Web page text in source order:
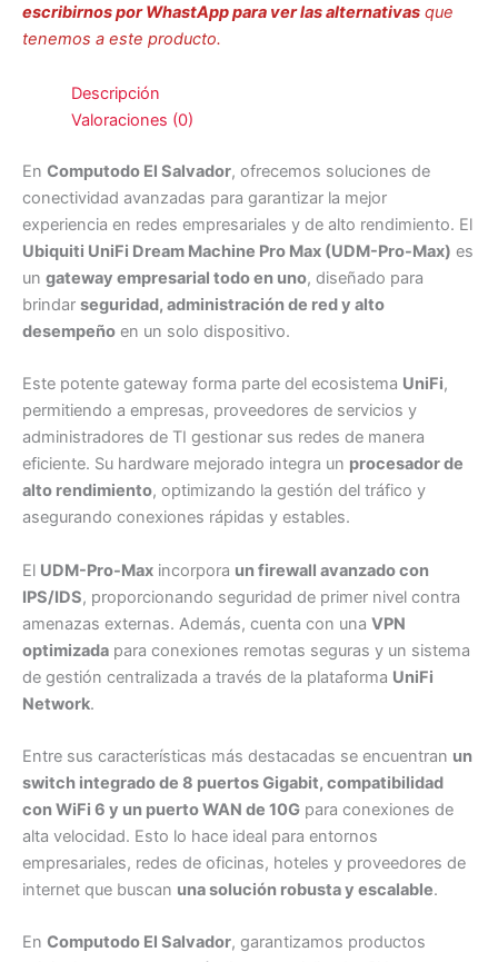
escribirnos por WhastApp para ver las alternativas que
tenemos a este producto.
Descripción
Valoraciones (0)
En Computodo El Salvador, ofrecemos soluciones de
conectividad avanzadas para garantizar la mejor
experiencia en redes empresariales y de alto rendimiento. El
Ubiquiti UniFi Dream Machine Pro Max (UDM-Pro-Max) es
un gateway empresarial todo en uno, diseñado para
brindar seguridad, administración de red y alto
desempeño en un solo dispositivo.
Este potente gateway forma parte del ecosistema UniFi,
permitiendo a empresas, proveedores de servicios y
administradores de TI gestionar sus redes de manera
eficiente. Su hardware mejorado integra un procesador de
alto rendimiento, optimizando la gestión del tráfico y
asegurando conexiones rápidas y estables.
El UDM-Pro-Max incorpora un firewall avanzado con
IPS/IDS, proporcionando seguridad de primer nivel contra
amenazas externas. Además, cuenta con una VPN
optimizada para conexiones remotas seguras y un sistema
de gestión centralizada a través de la plataforma UniFi
Network.
Entre sus características más destacadas se encuentran un
switch integrado de 8 puertos Gigabit, compatibilidad
con WiFi 6 y un puerto WAN de 10G para conexiones de
alta velocidad. Esto lo hace ideal para entornos
empresariales, redes de oficinas, hoteles y proveedores de
internet que buscan una solución robusta y escalable.
En Computodo El Salvador, garantizamos productos